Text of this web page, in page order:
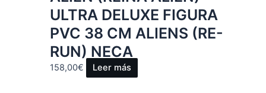
ULTRA DELUXE FIGURA
PVC 38 CM ALIENS (RE-
RUN) NECA
158,00€ Leer más